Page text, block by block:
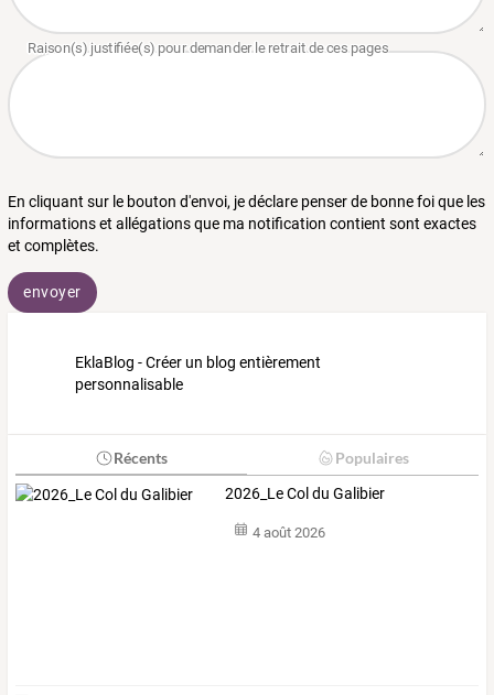
En cliquant sur le bouton d'envoi, je déclare penser de bonne foi que les
informations et allégations que ma notification contient sont exactes
et complètes.
envoyer
EklaBlog - Créer un blog entièrement
personnalisable
Récents Populaires
2026_Le Col du Galibier
4 août 2026